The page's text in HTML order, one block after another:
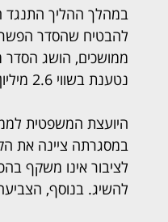
במהלך ההליך התנגד
להבטיח שהסדר הפשרה
נטענת בשווי 2.6 מיליון ש"ח.
היועצת המשפטית
במסגרתה ציינה את
לציבור אינו משקף
להשיג. בנוסף,